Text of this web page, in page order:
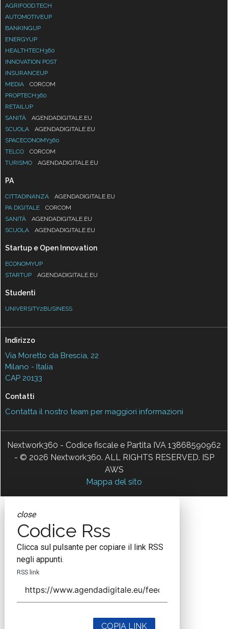
AGRIFOOD.TECH
AUTOMOTIVEUP
BANKINGUP
ENERGYUP
HEALTHTECH360
INNOVATION POST
INSURANCEUP
MEDIA
CORCOM
PROPTECH360
RETAILUP
SANITÀ
AGENDADIGITALE.EU
SCUOLA
AGENDADIGITALE.EU
SPACECONOMY360
TELCO
CORCOM
TURISMO
AGENDADIGITALE.EU
PA
CITTADINANZA
AGENDADIGITALE.EU
PA DIGITALE
CORCOM
SANITÀ
AGENDADIGITALE.EU
SCUOLA
AGENDADIGITALE.EU
Startup e Open Innovation
ECONOMYUP
STARTUP
AGENDADIGITALE.EU
Studenti
UNIVERSITY2BUSINESS
Indirizzo
Via Moretto da Brescia, 22
Milano - Italia
CAP 20133
Contatti
Contatta il nostro team per maggiori informazioni
Nextwork360 - Codice fiscale e Partita IVA 13868590962
- © 2026 Nextwork360. ALL RIGHTS RESERVED. ISP
AWS
Mappa del sito
close
Codice Rss
Clicca sul pulsante per copiare il link RSS
negli appunti.
RSS link
COPIA LINK